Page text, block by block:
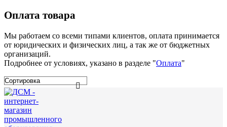
Оплата товара
Мы работаем со всеми типами клиентов, оплата принимается
от юридических и физических лиц, а так же от бюджетных
организаций.
Подробнее от условиях, указано в разделе "Оплата"